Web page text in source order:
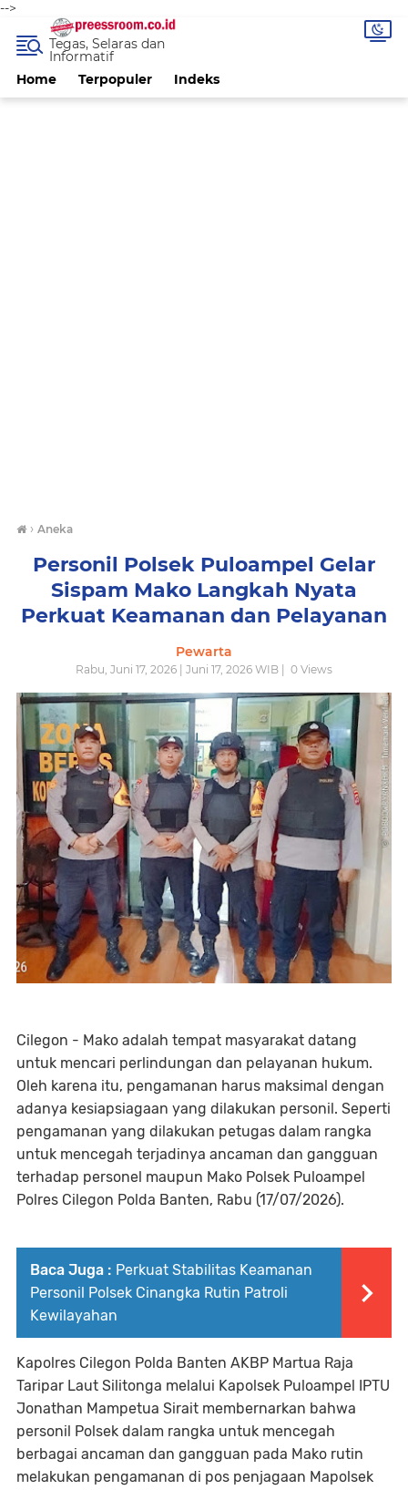
-->
Home Terpopuler Indeks
Tegas, Selaras dan
Informatif
› Aneka
Personil Polsek Puloampel Gelar
Sispam Mako Langkah Nyata
Perkuat Keamanan dan Pelayanan
Pewarta
Rabu, Juni 17, 2026 | Juni 17, 2026 WIB | 0 Views
Cilegon - Mako adalah tempat masyarakat datang
untuk mencari perlindungan dan pelayanan hukum.
Oleh karena itu, pengamanan harus maksimal dengan
adanya kesiapsiagaan yang dilakukan personil. Seperti
pengamanan yang dilakukan petugas dalam rangka
untuk mencegah terjadinya ancaman dan gangguan
terhadap personel maupun Mako Polsek Puloampel
Polres Cilegon Polda Banten, Rabu (17/07/2026).
Baca Juga : Perkuat Stabilitas Keamanan
Personil Polsek Cinangka Rutin Patroli
Kewilayahan
Kapolres Cilegon Polda Banten AKBP Martua Raja
Taripar Laut Silitonga melalui Kapolsek Puloampel IPTU
Jonathan Mampetua Sirait membernarkan bahwa
personil Polsek dalam rangka untuk mencegah
berbagai ancaman dan gangguan pada Mako rutin
melakukan pengamanan di pos penjagaan Mapolsek